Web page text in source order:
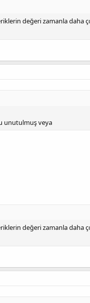
değeri zamanla daha
unutulmuş veya
değeri zamanla daha